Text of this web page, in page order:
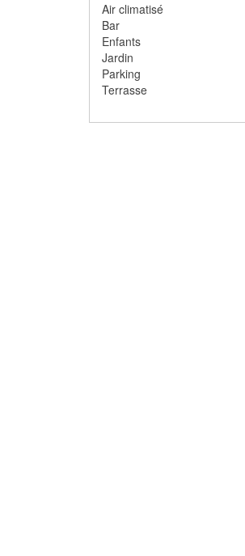
Air climatisé
Bar
Enfants
Jardin
Parking
Terrasse